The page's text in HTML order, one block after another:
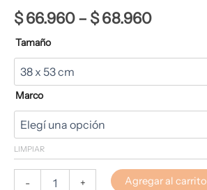
$66.960– $68.960
Tamaño
Marco
LIMPIAR
- + Agregar al carrito